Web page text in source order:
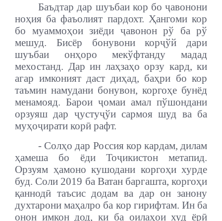
Баъдтар дар шуъбаи кор бо ҷавонони
ноҳия ба фаъолият пардохт. Ҳангоми кор
бо муаммоҳои зиёди ҷавонон рў ба рў
мешуд. Бисёр бонувони корҷўй дари
шуъбаи онҳоро мекўфтанду мадад
мехостанд. Дар ин лаҳзаҳо орзу кард, ки
агар имконият даст диҳад, баҳри бо кор
таъмин намудани бонувон, коргоҳе бунёд
менамояд. Барои ҷомаи амал пўшондани
орзуяш дар ҷустуҷўи сармоя шуд ва ба
муҳоҷирати корӣ рафт.
- Солҳо дар Россия кор кардам, дилам
ҳамеша бо ёди Тоҷикистон метапид.
Орзуям ҳамоно кушодани коргоҳи хурде
буд. Соли 2019 ба Ватан баргашта, коргоҳи
қаннодӣ таъсис додам ва дар он занону
духтарони маҳалро ба кор гирифтам. Ин ба
онон имкон дод, ки ба оилаҳои худ ёрӣ